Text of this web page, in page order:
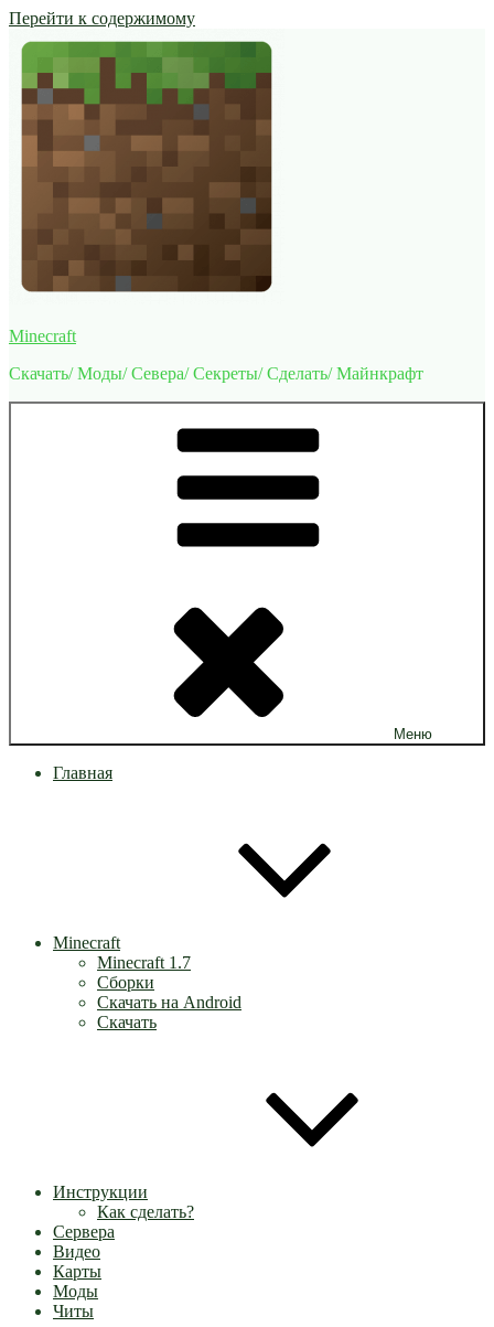
Перейти к содержимому
Minecraft
Скачать/ Моды/ Севера/ Секреты/ Сделать/ Майнкрафт
Меню
Главная
Minecraft
Minecraft 1.7
Сборки
Скачать на Android
Скачать
Инструкции
Как сделать?
Сервера
Видео
Карты
Моды
Читы